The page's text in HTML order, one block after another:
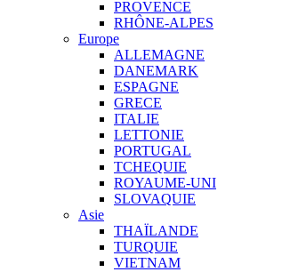
PROVENCE
RHÔNE-ALPES
Europe
ALLEMAGNE
DANEMARK
ESPAGNE
GRECE
ITALIE
LETTONIE
PORTUGAL
TCHEQUIE
ROYAUME-UNI
SLOVAQUIE
Asie
THAÏLANDE
TURQUIE
VIETNAM